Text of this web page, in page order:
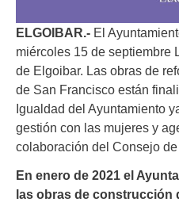
ELGOIBAR.- El
miércoles 15 de septiembre
de Elgoibar. Las obras de
de San Francisco están
Igualdad del Ayuntamiento
gestión con las mujeres y
colaboración del Consejo
En enero de 2021 el
las obras de construcción